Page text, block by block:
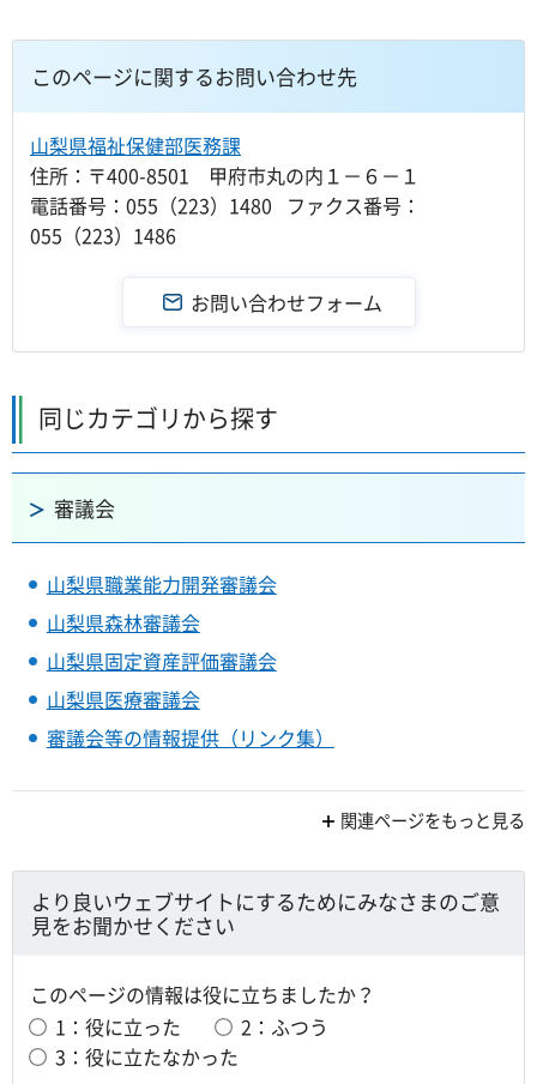
このページに関するお問い合わせ先
山梨県福祉保健部医務課
住所：〒400-8501 甲府市丸の内１－６－１
電話番号：055（223）1480 ファクス番号：
055（223）1486
同じカテゴリから探す
審議会
山梨県職業能力開発審議会
山梨県森林審議会
山梨県固定資産評価審議会
山梨県医療審議会
審議会等の情報提供（リンク集）
関連ページをもっと見る
より良いウェブサイトにするためにみなさまのご意
見をお聞かせください
このページの情報は役に立ちましたか？
1：役に立った
2：ふつう
3：役に立たなかった